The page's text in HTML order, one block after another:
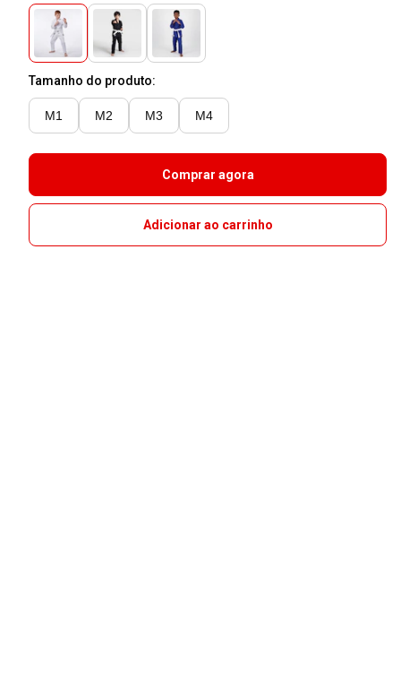
Tamanho do produto:
M1 M2 M3 M4
Comprar agora
Adicionar ao carrinho